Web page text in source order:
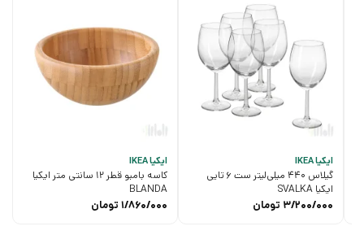
ایکیا IKEA
گیلاس 440 میلی‌لیتر ست 6 تایی
ایکیا SVALKA
3/200/000 تومان
ایکیا IKEA
کاسه بامبو قطر 12 سانتی متر ایکیا
BLANDA
1/860/000 تومان